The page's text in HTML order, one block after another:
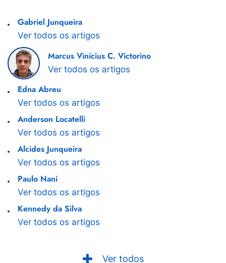
Gabriel Junqueira
Ver todos os artigos
Marcus Vinícius C. Victorino
Ver todos os artigos
Edna Abreu
Ver todos os artigos
Anderson Locatelli
Ver todos os artigos
Alcides Junqueira
Ver todos os artigos
Paulo Nani
Ver todos os artigos
Kennedy da Silva
Ver todos os artigos
Ver todos